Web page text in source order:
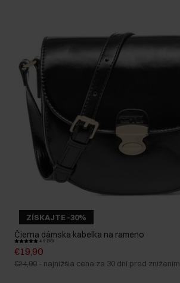
ZÍSKAJTE -30%
Čierna dámska kabelka na rameno
4.9 (30)
€19,90
€24,90 - najnižšia cena za 30 dní pred znížením